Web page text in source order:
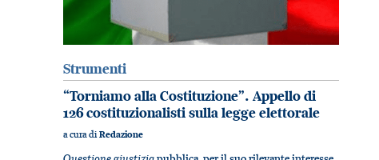
Strumenti
“Torniamo alla Costituzione”. Appello di
126 costituzionalisti sulla legge elettorale
a cura diRedazione